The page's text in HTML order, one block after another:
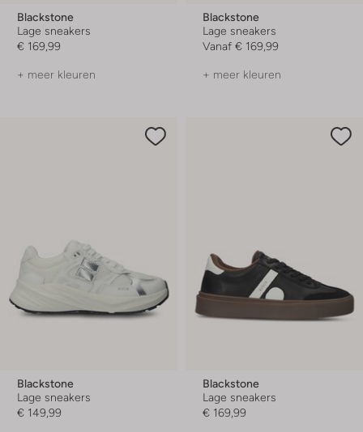
Blackstone
Lage sneakers
€ 169,99
+ meer kleuren
Blackstone
Lage sneakers
Vanaf € 169,99
+ meer kleuren
Blackstone
Lage sneakers
€ 149,99
Blackstone
Lage sneakers
€ 169,99